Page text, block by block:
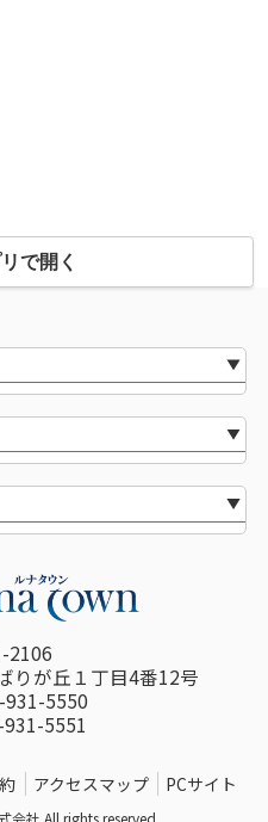
で開く
2106
りが丘１丁目4番12号
931-5550
931-5551
アクセスマップ PCサイト
社 All rights reserved.